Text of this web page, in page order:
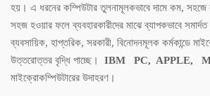
হয়। এ ধরনের কম্পিউটার তুলনামূলকভাবে দামে কম, সহজে
সহজ হওয়ার ফলে ব্যবহারকারীদের মাঝে ব্যাপকভাবে
ব্যবসায়িক, হাপ্তরিক, সরকারী, বিনোদনমূলক কর্মকান্ডে
উত্তরোত্তর বৃদ্ধি পাচ্ছে। IBM PC, APPLE,
মাইক্রোকম্পিউটারের উদাহরণ।